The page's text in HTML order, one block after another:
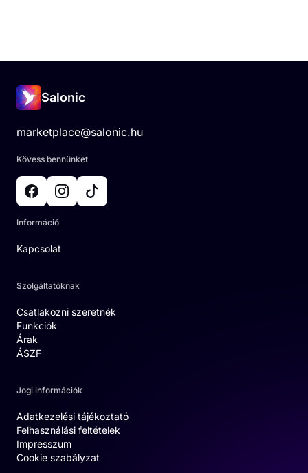
Salonic
marketplace@salonic.hu
Kövess bennünket
Információ
Kapcsolat
Szolgáltatóknak
Csatlakozni szeretnék
Funkciók
Árak
ÁSZF
Jogi információk
Adatkezelési tájékoztató
Felhasználási feltételek
Impresszum
Cookie szabályzat